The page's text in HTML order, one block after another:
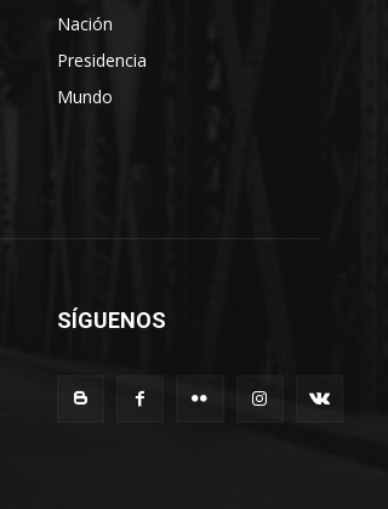
Nación
Presidencia
Mundo
SÍGUENOS